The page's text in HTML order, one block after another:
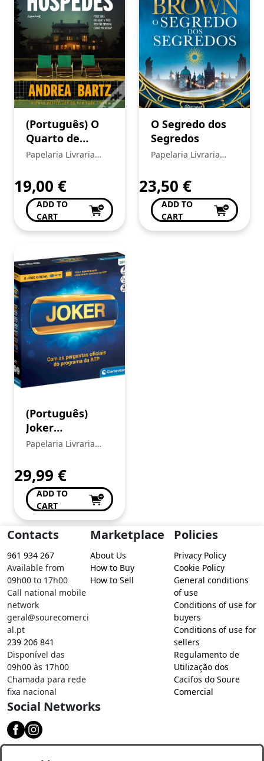
(Português) O
Quarto de
Hóspedes
Papelaria Livraria
19,00 €
ADD TO
CART
O Segredo dos
Segredos
Papelaria Livraria
23,50 €
ADD TO
CART
(Português)
Joker
Clementoni
Papelaria Livraria
29,99 €
ADD TO
CART
Contacts
961 934 267
Available from
09h00 to 17h00
Call national mobile
network
geral@sourecomerci
al.pt
239 206 841
Disponível das
09h00 às 17h00
Chamada para rede
fixa nacional
Marketplace
About Us
How to Buy
How to Sell
Policies
Privacy Policy
Cookie Policy
General conditions
of use
Conditions of use for
buyers
Conditions of use for
sellers
Regulamento de
Utilização dos
Cacifos do Soure
Comercial
Social Networks